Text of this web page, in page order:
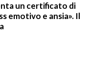
un certificato di
emotivo e ansia». Il